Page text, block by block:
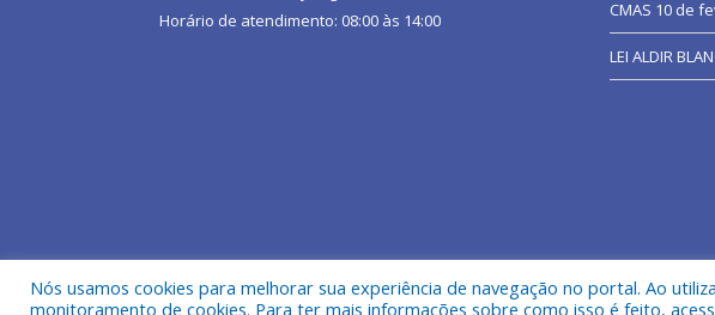
Horário de atendimento: 08:00 às 14:00
CMAS 10 de
LEI ALDIR
Todos os direitos reservados a Prefeitura Municipal de São João do
Nós usamos cookies para melhorar sua experiência de navegação no portal. Ao
monitoramento de cookies. Para ter mais informações sobre como isso é feito,